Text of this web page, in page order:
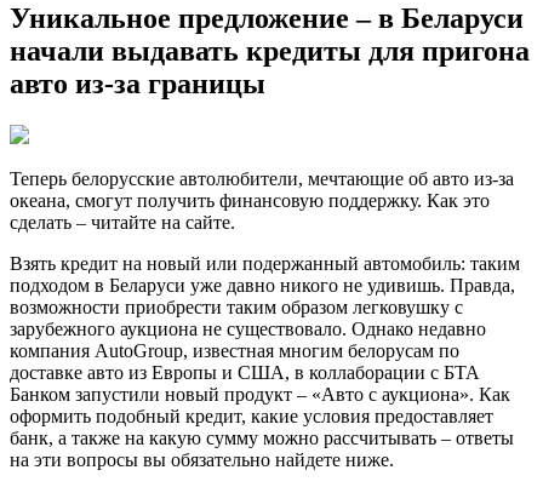
Уникальное предложение – в Беларуси
начали выдавать кредиты для пригона
авто из-за границы
Теперь белорусские автолюбители, мечтающие об авто из-за
океана, смогут получить финансовую поддержку. Как это
сделать – читайте на сайте.
Взять кредит на новый или подержанный автомобиль: таким
подходом в Беларуси уже давно никого не удивишь. Правда,
возможности приобрести таким образом легковушку с
зарубежного аукциона не существовало. Однако недавно
компания AutoGroup, известная многим белорусам по
доставке авто из Европы и США, в коллаборации с БТА
Банком запустили новый продукт – «Авто с аукциона». Как
оформить подобный кредит, какие условия предоставляет
банк, а также на какую сумму можно рассчитывать – ответы
на эти вопросы вы обязательно найдете ниже.